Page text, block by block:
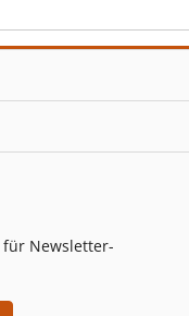
für Newsletter-